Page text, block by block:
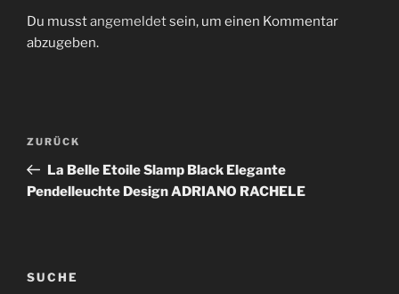
Du musstangemeldetsein, um einen Kommentar
abzugeben.
i
g
V
o
r
i
ZURÜCK
La Belle Etoile Slamp Black Elegante
Pendelleuchte Design ADRIANO RACHELE
SUCHE